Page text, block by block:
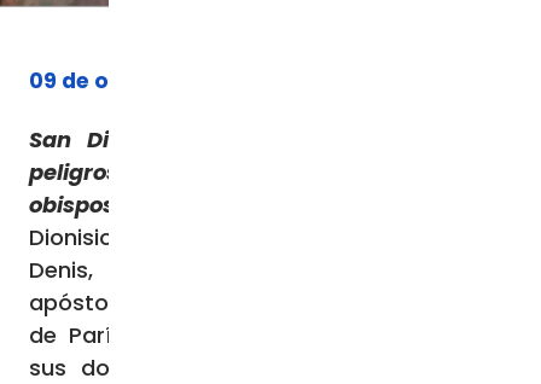
09 de octubre de 2025
San Dionisio de París nos recuerda los
peligros que afrontaron los primeros
obispos que instauraron el cristianismo
Dionisio de París (Dionysius, en latín; Saint
Denis, en francés), también llamado el
apóstol de las Galias, fue el primer obispo
de París donde fue martirizado junto con
sus dos compañeros Rústico y Eleuterio,